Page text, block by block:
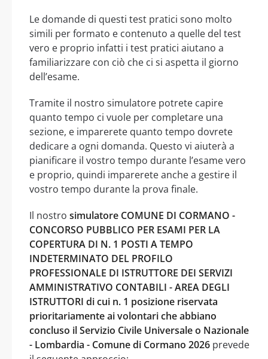
Le domande di questi test pratici sono molto
simili per formato e contenuto a quelle del test
vero e proprio infatti i test pratici aiutano a
familiarizzare con ciò che ci si aspetta il giorno
dell’esame.
Tramite il nostro simulatore potrete capire
quanto tempo ci vuole per completare una
sezione, e imparerete quanto tempo dovrete
dedicare a ogni domanda. Questo vi aiuterà a
pianificare il vostro tempo durante l’esame vero
e proprio, quindi imparerete anche a gestire il
vostro tempo durante la prova finale.
Il nostro simulatore COMUNE DI CORMANO -
CONCORSO PUBBLICO PER ESAMI PER LA
COPERTURA DI N. 1 POSTI A TEMPO
INDETERMINATO DEL PROFILO
PROFESSIONALE DI ISTRUTTORE DEI SERVIZI
AMMINISTRATIVO CONTABILI - AREA DEGLI
ISTRUTTORI di cui n. 1 posizione riservata
prioritariamente ai volontari che abbiano
concluso il Servizio Civile Universale o Nazionale
- Lombardia - Comune di Cormano 2026 prevede